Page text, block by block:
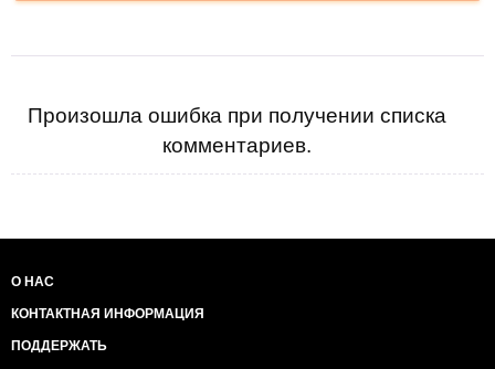
Произошла ошибка при получении списка
комментариев.
О НАС
КОНТАКТНАЯ ИНФОРМАЦИЯ
ПОДДЕРЖАТЬ